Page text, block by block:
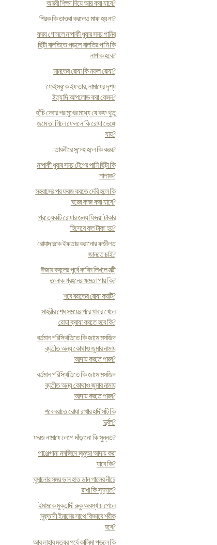
আরবী শিক্ষা দিয়ে আয় করা যাবে?
শিরক কি তাওবা করলেও মাফ হয় না?
ফর‍য গোসলে নাপাকী ধুয়ার সময় পানির
ছিটা বালতিতে পড়লে বালতির পানি কি
নাপাক হবে?
মানতের রোযা কি নফল রোযা?
ফেইসবুকে ইফতার, নামাযের দৃশ্য
ইত্যাদি আপলোড করা কেমন?
হাঁচি দেবার পর মুখের মধ্যে যে কফ থুতু
জমে তা গিলে ফেললে কি রোযা ভেঙ্গে
যায়?
তাকবীরে সন্দেহ হলে কি করব?
নাপাকী ধুয়ার সময় টেপের পানি ছিটা কি
নাপাক?
সহবাসের পর ফরজ করতে দেরি হলে কি
ঘরের কাজ করা যাবে?
প্রত্যেকটি রোযার জন্য ফিদয়া টাকার
হিসেবে কত টাকা হয়?
রোযাদারকে ইফতার করানোর ফজীলত
জানতে চাই?
ঈজাব কবূলের পূর্বে কাবিন লিখলে স্ত্রী
তালাক গ্রহনের ক্ষমতা পায় কি?
শবে বরাতের রোযা কয়টি?
সাহরীর শেষ সময়ের পরে খাবার খেলে
রোযা ক্বাযা করতে হবে কি?
বর্তমান পরিস্থিতিতে কি জামে মসজিদ
ব্যতীত অন্য কোথাও জুমার নামায
আদায় করতে পারব?
বর্তমান পরিস্থিতিতে কি জামে মসজিদ
ব্যতীত অন্য কোথাও জুমার নামায
আদায় করতে পারব?
শবে বরাতে রোযা রাখার হাদীসটি কি
দুর্বল?
ফরজ নামাযে লেগে দাঁড়ানো কি সুন্নত?
পাঞ্জেগানা মসজিদে জুমুআ আদায় করা
যাবে কি?
ঘুমানোর সময় ডান হাত ডান গালের নীচে
রাখা কি সুন্নাত?
ইমামকে মুক্তাদী রুকু অবস্থায় পেলে
মুক্তাদী ইমামের সাথে কিভাবে শরীক
হবে?
আবু লাহাব মৃত্যুর পূর্বে কালিমা পড়লে কি